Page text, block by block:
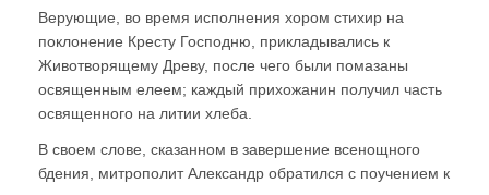
Верующие, во время исполнения хором стихир на
поклонение Кресту Господню, прикладывались к
Животворящему Древу, после чего были помазаны
освященным елеем; каждый прихожанин получил часть
освященного на литии хлеба.
В своем слове, сказанном в завершение всенощного
бдения, митрополит Александр обратился с поучением к